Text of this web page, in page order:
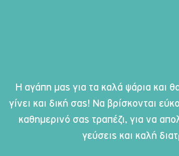
Η αγάπη μας για τα καλά ψάρια και
γίνει και δική σας! Να βρίσκονται
καθημερινό σας τραπέζι, για να
γεύσεις και καλή